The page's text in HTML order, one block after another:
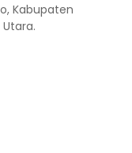
Kabupaten